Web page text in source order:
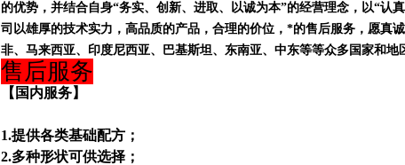
的优势，并结合自身“务实、创新、进取、以诚为本”的经营理念，以“认
司以雄厚的技术实力，高品质的产品，合理的价位，*的售后服务，愿真
非、马来西亚、印度尼西亚、巴基斯坦、东南亚、中东等等众多国家和地
售后服务
【国内服务】
1.提供各类基础配方；
2.多种形状可供选择；